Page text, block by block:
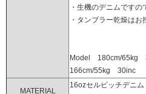
・生機のデニムです
・タンブラー乾燥はお
Model 180cm/65kg
166cm/55kg 30inc
MATERIAL
16ozセルビッチデニ